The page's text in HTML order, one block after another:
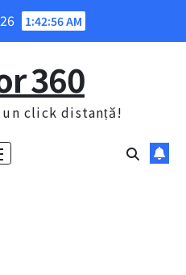
1:42:57 AM
360
click distanță!